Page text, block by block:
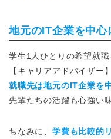
地元のIT企業を中心
学生1人ひとりの希望就
【キャリアアドバイザー
就職先は地元のIT企業を
先輩たちの活躍も心強い
ちなみに、 学費も比較的